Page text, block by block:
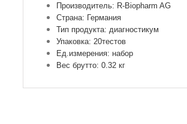
Производитель: R-Biopharm AG
Страна: Германия
Тип продукта: диагностикум
Упаковка: 20теcтов
Ед.измерения: набор
Вес брутто: 0.32 кг